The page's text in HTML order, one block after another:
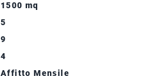
1500 mq
5
9
4
Affitto Mensile